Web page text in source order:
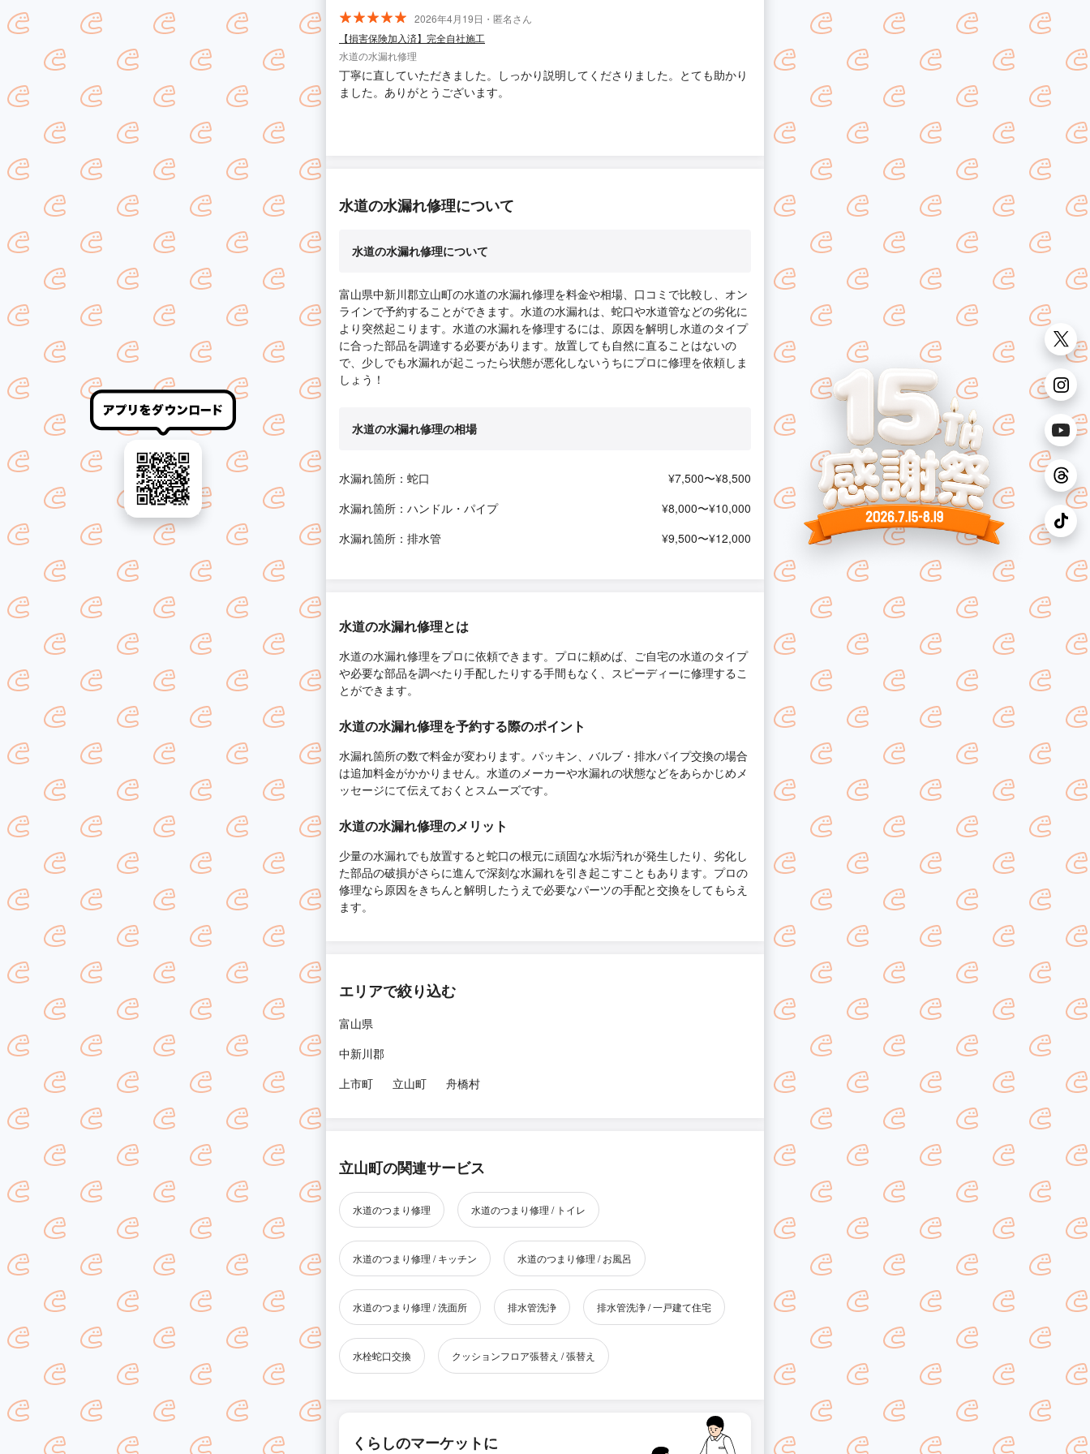
2026年4月19日・匿名さん
【損害保険加入済】完全自社施工
水道の水漏れ修理
丁寧に直していただきました。しっかり説明してくださりました。とても助かり
ました。ありがとうございます。
水道の水漏れ修理について
水道の水漏れ修理について
富山県中新川郡立山町の水道の水漏れ修理を料金や相場、口コミで比較し、オン
ラインで予約することができます。水道の水漏れは、蛇口や水道管などの劣化に
より突然起こります。水道の水漏れを修理するには、原因を解明し水道のタイプ
に合った部品を調達する必要があります。放置しても自然に直ることはないの
で、少しでも水漏れが起こったら状態が悪化しないうちにプロに修理を依頼しま
しょう！
水道の水漏れ修理の相場
水漏れ箇所：蛇口
¥7,500〜¥8,500
水漏れ箇所：ハンドル・パイプ
¥8,000〜¥10,000
水漏れ箇所：排水管
¥9,500〜¥12,000
水道の水漏れ修理とは
水道の水漏れ修理をプロに依頼できます。プロに頼めば、ご自宅の水道のタイプ
や必要な部品を調べたり手配したりする手間もなく、スピーディーに修理するこ
とができます。
水道の水漏れ修理を予約する際のポイント
水漏れ箇所の数で料金が変わります。パッキン、バルブ・排水パイプ交換の場合
は追加料金がかかりません。水道のメーカーや水漏れの状態などをあらかじめメ
ッセージにて伝えておくとスムーズです。
水道の水漏れ修理のメリット
少量の水漏れでも放置すると蛇口の根元に頑固な水垢汚れが発生したり、劣化し
た部品の破損がさらに進んで深刻な水漏れを引き起こすこともあります。プロの
修理なら原因をきちんと解明したうえで必要なパーツの手配と交換をしてもらえ
ます。
エリアで絞り込む
富山県
中新川郡
上市町
立山町 舟橋村
立山町の関連サービス
水道のつまり修理 水道のつまり修理 / トイレ
水道のつまり修理 / キッチン 水道のつまり修理 / お風呂
水道のつまり修理 / 洗面所 排水管洗浄 排水管洗浄 / 一戸建て住宅
水栓蛇口交換 クッションフロア張替え / 張替え
くらしのマーケットに